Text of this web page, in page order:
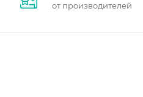
от производителей